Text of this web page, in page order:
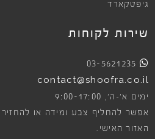
גיפטקארד
שירות לקוחות
03-5621235
contact@shoofra.co.il
ימים א׳-ה׳, 9:00-17:00
אפשר להחליף צבע ומידה או
האזור האישי.